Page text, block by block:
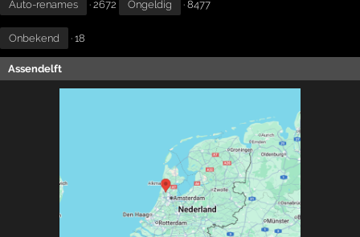
Auto-renames · 2672 Ongeldig · 8477
Onbekend · 18
Assendelft